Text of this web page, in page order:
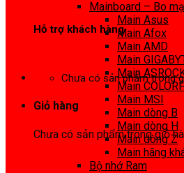
Hỗ trợ khách hàng
Chưa có sản phẩm trong
Giỏ hàng
Chưa có sản phẩm trong giỏ
Mainboard – Bo
Main Asus
Main Afox
Main AMD
Main
Main
Main
Main MSI
Main dòng B
Main dòng H
Main dòng Z
Main hãng
Bộ nhớ Ram